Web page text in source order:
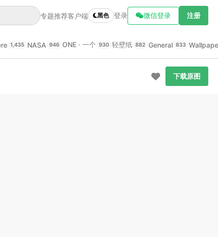
专题推荐客户端 黑色 登录 微信登录 注册
1,435 NASA 946 ONE · 一个 930 轻壁纸 882 General 833
下载原图